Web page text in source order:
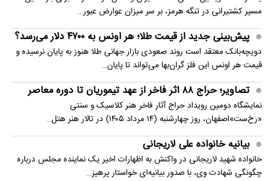
مسیر کشتیرانی در تنگه هرمز، بر سر میزان عوارض عبور…
پیش‌بینی جدید از قیمت طلا؛ هر اونس به ۴۷۰۰ دلار می‌رسد؟
دویچه‌بانک معتقد است روند صعودی بازار جهانی طلا هنوز به پایان نرسیده و
قیمت هر اونس این فلز گران‌بها می‌تواند تا پایان…
تصاویر؛ حراج ۸۸ اثر فاخر از عهد تیموریان تا دوره معاصر
نمایشگاه دومین رویداد حراج آثار فاخر هنر کلاسیک و سنتی
«رخ‌ست»اصفهان، روز چهارشنبه (۱۴ مرداد ۱۴۰۵) در تالار هنر هتل…
بیانیه خانواده علی لاریجانی
خانواده شهید لاریجانی در واکنش به اظهارات اخیر یک نماینده مجلس درباره
چگونگی شهادت وی، با صدور بیانیه‌ای خواستار پرهیز…